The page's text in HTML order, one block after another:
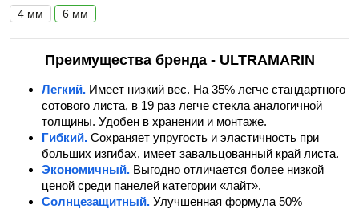
4 мм
6 мм
Преимущества бренда - ULTRAMARIN
Легкий. Имеет низкий вес. На 35% легче стандартного
сотового листа, в 19 раз легче стекла аналогичной
толщины. Удобен в хранении и монтаже.
Гибкий. Сохраняет упругость и эластичность при
больших изгибах, имеет завальцованный край листа.
Экономичный. Выгодно отличается более низкой
ценой среди панелей категории «лайт».
Солнцезащитный. Улучшенная формула 50%